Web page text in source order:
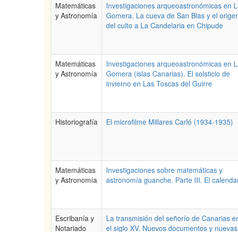
Matemáticas
y Astronomía
Investigaciones arqueoastronómicas en
Gomera. La cueva de San Blas y el
del culto a La Candelaria en Chipude
Matemáticas
y Astronomía
Investigaciones arqueoastronómicas en
Gomera (islas Canarias). El solsticio de
invierno en Las Toscas del Guirre
Historiografía El microfilme Millares Carló (1934-1935)
Matemáticas
y Astronomía
Investigaciones sobre matemáticas y
astronomía guanche. Parte III. El
Escribanía y
Notariado
La transmisión del señorío de Canarias
el siglo XV. Nuevos documentos y nuevas